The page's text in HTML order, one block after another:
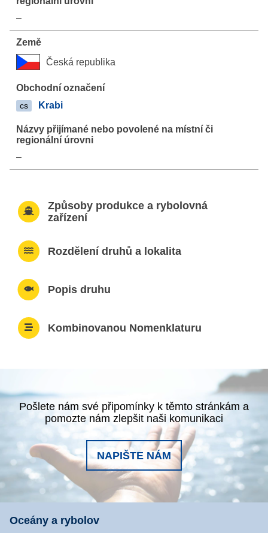
–
Česká republika
cs Krabi
–
Způsoby produkce a rybolovná
zařízení
Rozdělení druhů a lokalita
Popis druhu
Kombinovanou Nomenklaturu
Pošlete nám své připomínky k těmto stránkám a
pomozte nám zlepšit naši komunikaci
NAPIŠTE NÁM
Oceány a rybolov